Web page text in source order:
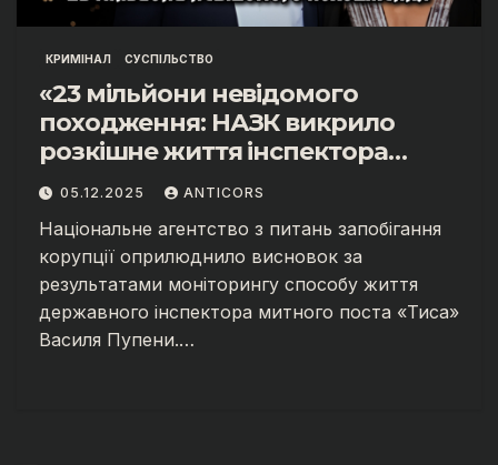
КРИМІНАЛ СУСПІЛЬСТВО
«23 мільйони невідомого
походження: НАЗК викрило
розкішне життя інспектора
митниці “Тиса” Василя Пупени»
05.12.2025 ANTICORS
Національне агентство з питань запобігання
корупції оприлюднило висновок за
результатами моніторингу способу життя
державного інспектора митного поста «Тиса»
Василя Пупени.…